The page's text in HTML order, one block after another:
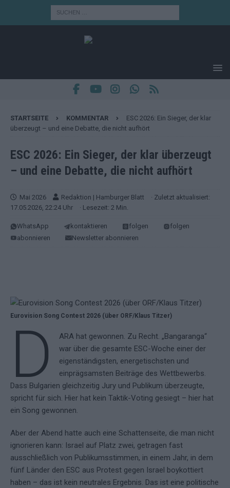
STARTSEITE KOMMENTAR
ESC 2026: Ein Sieger, der klar
überzeugt – und eine Debatte, die nicht aufhört
ESC 2026: Ein Sieger, der klar überzeugt
– und eine Debatte, die nicht aufhört
Mai 2026 Redaktion | Hamburger Blatt
· Zuletzt aktualisiert:
17.05.2026, 22:24 Uhr
· Lesezeit: 2 Min.
WhatsApp kontaktieren folgen
folgen
abonnieren
Newsletter abonnieren
Eurovision Song Contest 2026 (über ORF/Klaus Titzer)
D
ARA hat gewonnen. Zu Recht. „Bangaranga“
war über die gesamte ESC-Woche einer der
eigenständigsten, energetischsten und
einprägsamsten Beiträge des Wettbewerbs.
Dass Bulgarien gleichzeitig Jury und Publikum überzeugte,
spricht für sich. Hier hat kein Taktik-Voting gesiegt – hier hat
ein Song gewonnen.
Aber der Abend hatte auch eine Schattenseite, die man nicht
ignorieren kann: Israel auf Platz zwei, getragen fast
ausschließlich von Publikumsstimmen, in einem Jahr, in dem
fünf Länder den ESC aus Protest gegen Israel boykottiert
haben – das ist kein neutrales Ergebnis. Das ist eine politische